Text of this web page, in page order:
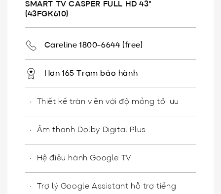
SMART TV CASPER FULL HD 43"
(43FGK610)
Careline 1800-6644 (free)
Hơn 165 Trạm bảo hành
Thiết kế tràn viền với độ mỏng tối ưu
Âm thanh Dolby Digital Plus
Hệ điều hành Google TV
Trợ lý Google Assistant hỗ trợ tiếng